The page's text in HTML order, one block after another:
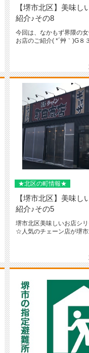
【堺市北区】美味し
紹介♪その8
今回は、なかもず界隈の
お店のご紹介( *´艸｀)G８
★北区の町情報★
【堺市北区】美味し
紹介♪その5
堺市北区美味しいお店シ
☆人気のチェーン店が堺